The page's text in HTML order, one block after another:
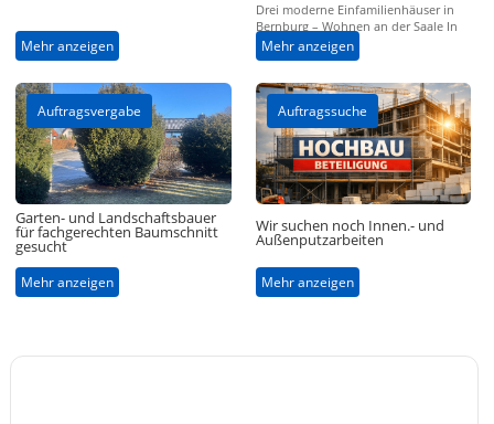
Mehr anzeigen
Drei moderne Einfamilienhäuser in
Bernburg – Wohnen an der Saale In
traumhafter Lage direkt an der Saale,
unterhalb des historischen…
Mehr anzeigen
Auftragsvergabe
Garten- und Landschaftsbauer
für fachgerechten Baumschnitt
gesucht
Mehr anzeigen
Auftragssuche
Wir suchen noch Innen.- und
Außenputzarbeiten
Mehr anzeigen